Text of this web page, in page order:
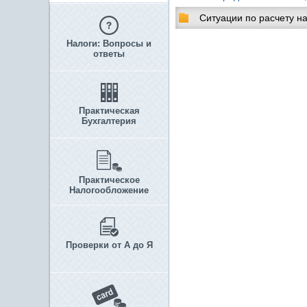
Налоги: Вопросы и
ответы
Практическая
Бухгалтерия
Практическое
Налогообложение
Проверки от А до Я
Ситуации по расчету